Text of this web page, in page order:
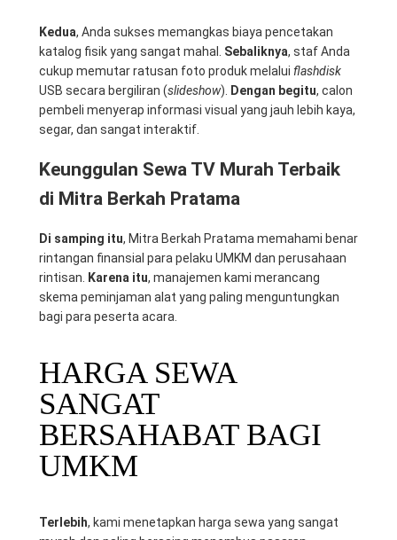
Kedua, Anda sukses memangkas biaya pencetakan
katalog fisik yang sangat mahal. Sebaliknya, staf Anda
cukup memutar ratusan foto produk melalui flashdisk
USB secara bergiliran (slideshow). Dengan begitu, calon
pembeli menyerap informasi visual yang jauh lebih kaya,
segar, dan sangat interaktif.
Keunggulan Sewa TV Murah Terbaik
di Mitra Berkah Pratama
Di samping itu, Mitra Berkah Pratama memahami benar
rintangan finansial para pelaku UMKM dan perusahaan
rintisan.
Karena itu, manajemen kami merancang
skema peminjaman alat yang paling menguntungkan
bagi para peserta acara.
HARGA SEWA
SANGAT
BERSAHABAT BAGI
UMKM
Terlebih, kami menetapkan harga sewa yang sangat